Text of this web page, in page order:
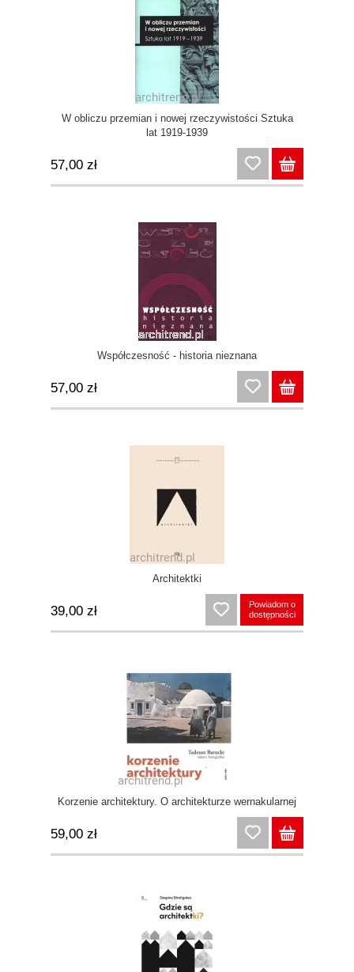
W obliczu przemian i nowej rzeczywistości Sztuka
lat 1919-1939
57,00 zł
Współczesność - historia nieznana
57,00 zł
Architektki
39,00 zł
Powiadom o
dostępności
Korzenie architektury. O architekturze wernakularnej
59,00 zł